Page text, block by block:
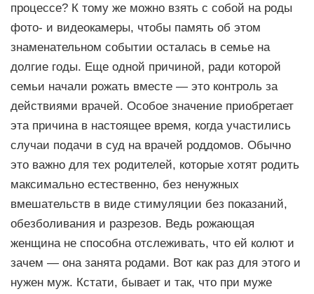
процессе? К тому же можно взять с собой на роды
фото- и видеокамеры, чтобы память об этом
знаменательном событии осталась в семье на
долгие годы. Еще одной причиной, ради которой
семьи начали рожать вместе — это контроль за
действиями врачей. Особое значение приобретает
эта причина в настоящее время, когда участились
случаи подачи в суд на врачей роддомов. Обычно
это важно для тех родителей, которые хотят родить
максимально естественно, без ненужных
вмешательств в виде стимуляции без показаний,
обезболивания и разрезов. Ведь рожающая
женщина не способна отслеживать, что ей колют и
зачем — она занята родами. Вот как раз для этого и
нужен муж. Кстати, бывает и так, что при муже